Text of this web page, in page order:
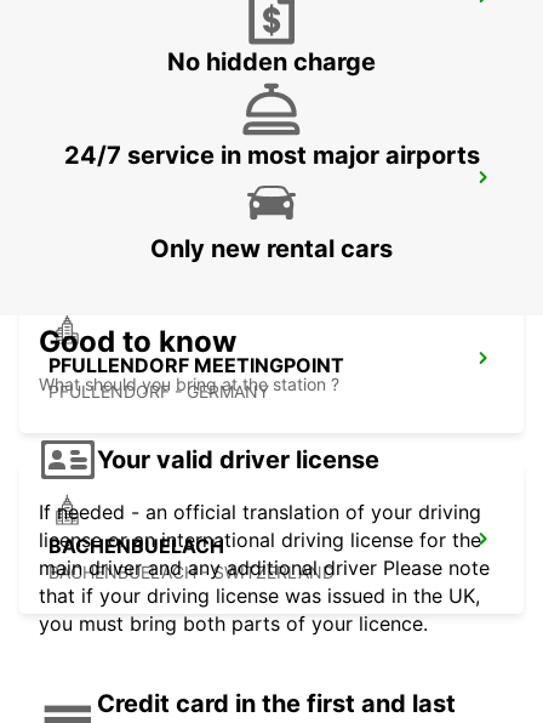
TAEGERWILEN - SWITZERLAND
WINTERTHUR - IKC *RY*
WINTERTHUR - SWITZERLAND
PFULLENDORF MEETINGPOINT
PFULLENDORF - GERMANY
BACHENBUELACH
BACHENBUELACH - SWITZERLAND
No hidden charge
24/7 service in most major airports
Only new rental cars
Good to know
What should you bring at the station ?
Your valid driver license
If needed - an official translation of your driving
license or an international driving license for the
main driver and any additional driver Please note
that if your driving license was issued in the UK,
you must bring both parts of your licence.
Credit card in the first and last